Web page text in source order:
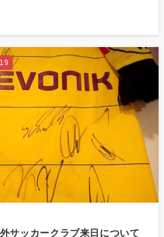
サッカークラブ来日について